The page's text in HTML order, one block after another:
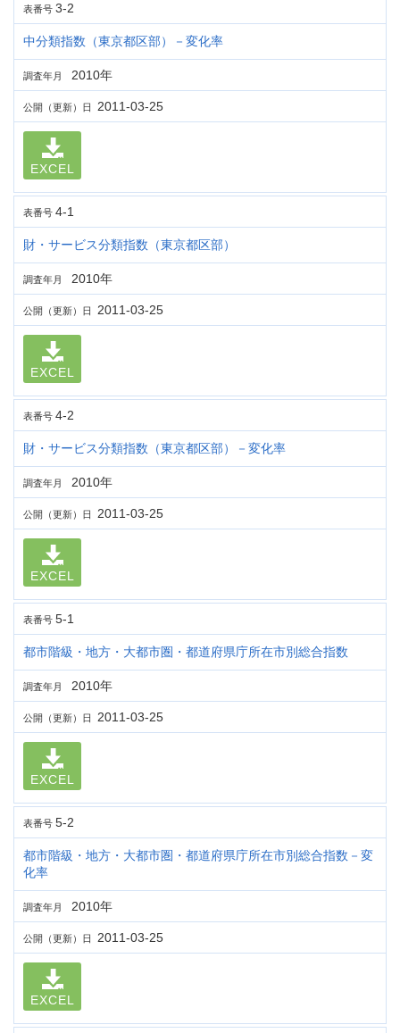
表番号 3-2
中分類指数（東京都区部）－変化率
調査年月 2010年
公開（更新）日 2011-03-25
EXCEL
表番号 4-1
財・サービス分類指数（東京都区部）
調査年月 2010年
公開（更新）日 2011-03-25
EXCEL
表番号 4-2
財・サービス分類指数（東京都区部）－変化率
調査年月 2010年
公開（更新）日 2011-03-25
EXCEL
表番号 5-1
都市階級・地方・大都市圏・都道府県庁所在市別総合指数
調査年月 2010年
公開（更新）日 2011-03-25
EXCEL
表番号 5-2
都市階級・地方・大都市圏・都道府県庁所在市別総合指数－変
化率
調査年月 2010年
公開（更新）日 2011-03-25
EXCEL